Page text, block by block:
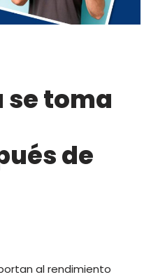
se toma
de
al rendimiento